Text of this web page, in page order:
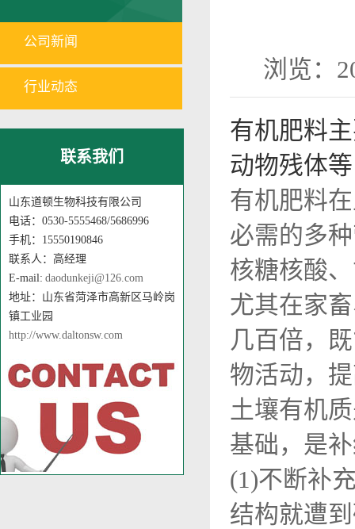
公司新闻
行业动态
联系我们
山东道顿生物科技有限公司
电话：0530-5555468/5686996
手机：15550190846
联系人：高经理
E-mail: daodunkeji@126.com
地址：山东省菏泽市高新区马岭岗
镇工业园
http://www.daltonsw.com
浏览：
有机肥料
动物残体
有机肥料
必需的多
核糖核酸
尤其在家
几百倍，
物活动，
土壤有机
基础，是
(1)不断补
结构就遭